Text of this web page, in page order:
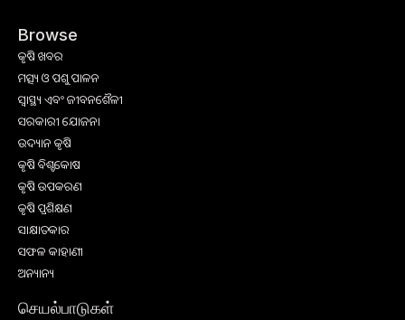
Browse
କୃଷି ଖବର
ମତ୍ସ୍ୟ ଓ ପଶୁ ପାଳନ
ସ୍ୱାସ୍ଥ୍ୟ ଏବଂ ଜୀବନଶୈଳୀ
ସରକାରୀ ଯୋଜନା
ଉଦ୍ୟାନ କୃଷି
କୃଷି ବିଶ୍ବକୋଷ
କୃଷି ଉପକରଣ
କୃଷି ପ୍ରଶିକ୍ଷଣ
ସାକ୍ଷାତକାର
ସଫଳ କାହାଣୀ
ଅନ୍ୟାନ୍ୟ
செயல்பாடுகள்